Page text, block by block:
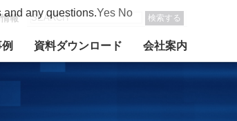
資料ダウンロード 会社案内
報 検索する
any questions.Yes No